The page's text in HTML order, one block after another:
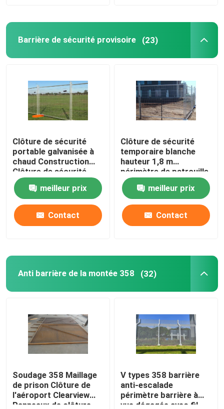
Barrière de sécurité provisoire (23)
Clôture de sécurité
portable galvanisée à
chaud Construction
Clôture de sécurité
meilleur prix
Contact
Clôture de sécurité
temporaire blanche
hauteur 1,8 m
périmètre de patrouille
clôture temporaire
meilleur prix
Contact
Anti barrière de la montée 358 (32)
Soudage 358 Maillage
de prison Clôture de
l'aéroport Clearview
Panneaux de clôture
V types 358 barrière
anti-escalade
périmètre barrière à
vue dégagée avec fil